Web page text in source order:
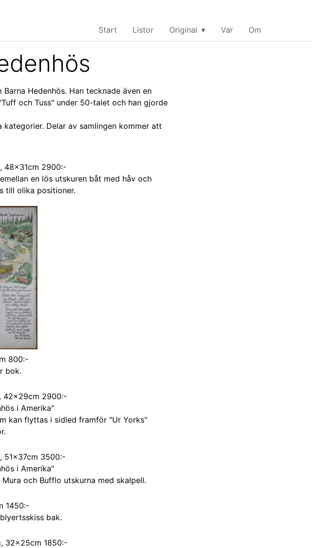
Start Listor Original Var Om
Hedenhös. Han tecknade även en
och Tuss" under 50-talet och han gjorde
Delar av samlingen kommer att
48×31cm 2900:-
en lös utskuren båt med håv och
till olika positioner.
800:-
bok.
42×29cm 2900:-
i Amerika"
kan flyttas i sidled framför "Ur Yorks"
51×37cm 3500:-
i Amerika"
och Bufflo utskurna med skalpell.
1450:-
bak.
32×25cm 1850:-